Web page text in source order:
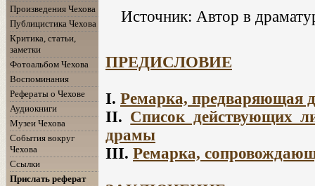
Произведения Чехова
Публицистика Чехова
Критика, статьи,
заметки
Фотоальбом Чехова
Воспоминания
Рефераты о Чехове
Аудиокниги
Музеи Чехова
События вокруг
Чехова
Ссылки
Прислать реферат
Источник: Автор в
ПРЕДИСЛОВИЕ
I. Ремарка, предваряющая
II. Список действующих
драмы
III. Ремарка,